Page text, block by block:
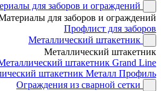
для заборов и ограждений
для заборов и ограждений
Профлист для заборов
Металлический штакетник
Металлический штакетник
штакетник Grand Line
штакетник Металл Профиль
Ограждения из сварной сетки